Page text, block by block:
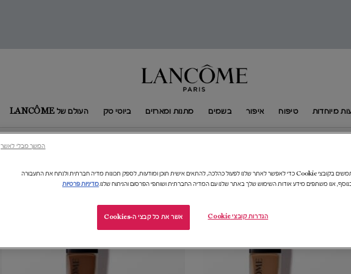
מיוחדות טיפוח איפור בשמים מתנות ומארזים ביוטי טק העולם של​ LANCÔME​
אנו משתמשים בקובצי Cookie כדי לאפשר לאתר שלנו לפעול כהלכה, להתאים אישית תוכן ומודעות, לספק תכונות מדיה חברתית ולנתח את התעבורה
אנו משתפים מידע אודות השימוש שלך באתר שלנו עם המדיה החברתית ושותפי הפרסום והניתוח שלנו.מדיניות פרטיות
הגדרות קובצי Cookie אשר את כל קבצי ה-Cookies
המשך מבלי לאשר